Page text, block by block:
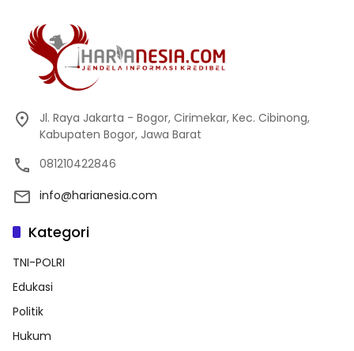
Jl. Raya Jakarta - Bogor, Cirimekar, Kec. Cibinong,
Kabupaten Bogor, Jawa Barat
081210422846
info@harianesia.com
Kategori
TNI-POLRI
Edukasi
Politik
Hukum